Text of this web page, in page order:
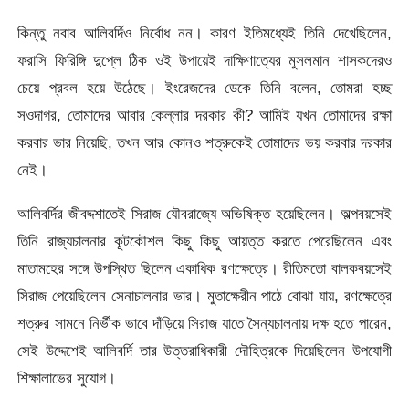
কিন্তু নবাব আলিবর্দিও নির্বোধ নন। কারণ ইতিমধ্যেই তিনি দেখেছিলেন,
ফরাসি ফিরিঙ্গি দুপ্লে ঠিক ওই উপায়েই দাক্ষিণাত্যের মুসলমান শাসকদেরও
চেয়ে প্রবল হয়ে উঠেছে। ইংরেজদের ডেকে তিনি বলেন, তোমরা হচ্ছ
সওদাগর, তোমাদের আবার কেল্লার দরকার কী? আমিই যখন তোমাদের রক্ষা
করবার ভার নিয়েছি, তখন আর কোনও শত্রুকেই তোমাদের ভয় করবার দরকার
নেই।
আলিবর্দির জীবদ্দশাতেই সিরাজ যৌবরাজ্যে অভিষিক্ত হয়েছিলেন। অল্পবয়সেই
তিনি রাজ্যচালনার কূটকৌশল কিছু কিছু আয়ত্ত করতে পেরেছিলেন এবং
মাতামহের সঙ্গে উপস্থিত ছিলেন একাধিক রণক্ষেত্রে। রীতিমতো বালকবয়সেই
সিরাজ পেয়েছিলেন সেনাচালনার ভার। মুতাক্ষেরীন পাঠে বোঝা যায়, রণক্ষেত্রে
শত্রুর সামনে নির্ভীক ভাবে দাঁড়িয়ে সিরাজ যাতে সৈন্যচালনায় দক্ষ হতে পারেন,
সেই উদ্দেশেই আলিবর্দি তার উত্তরাধিকারী দৌহিত্রকে দিয়েছিলেন উপযোগী
শিক্ষালাভের সুযোগ।